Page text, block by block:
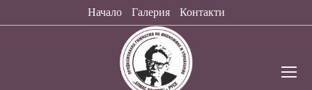
Начало Галерия Контакти